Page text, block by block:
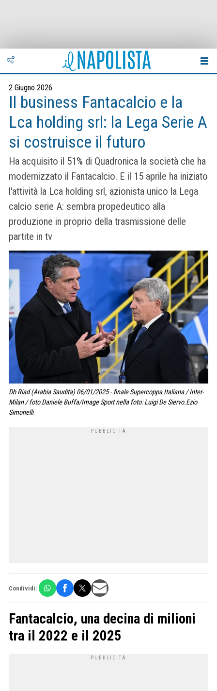
2 Giugno 2026
Il business Fantacalcio e la
Lca holding srl: la Lega Serie A
si costruisce il futuro
Ha acquisito il 51% di Quadronica la società che ha
modernizzato il Fantacalcio. E il 15 aprile ha iniziato
l'attività la Lca holding srl, azionista unico la Lega
calcio serie A: sembra propedeutico alla
produzione in proprio della trasmissione delle
partite in tv
Db Riad (Arabia Saudita) 06/01/2025 - finale Supercoppa Italiana / Inter-
Milan / foto Daniele Buffa/Image Sport nella foto: Luigi De Siervo.Ezio
Simonelli
Condividi:
Fantacalcio, una decina di milioni
tra il 2022 e il 2025